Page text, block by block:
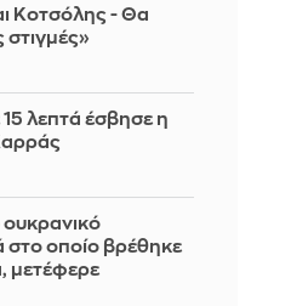
Κοτσόλης - Θα
λεπτά έσβησε η
οποίο βρέθηκε
μετέφερε